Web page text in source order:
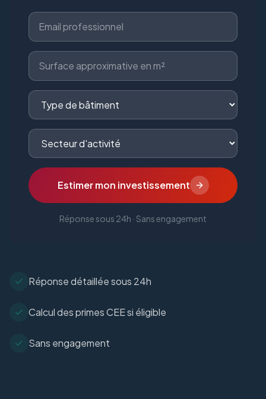
Estimer mon investissement
Réponse sous 24h · Sans engagement
Réponse détaillée sous 24h
Calcul des primes CEE si éligible
Sans engagement